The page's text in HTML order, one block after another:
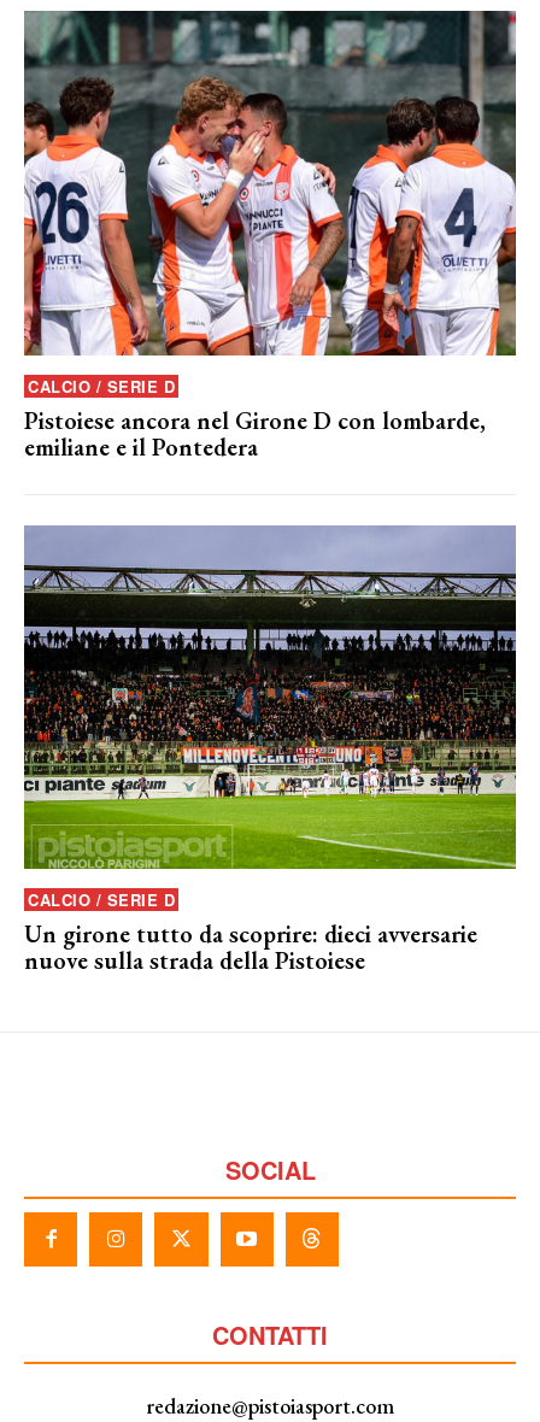
CALCIO / SERIE D
Pistoiese ancora nel Girone D con lombarde,
emiliane e il Pontedera
CALCIO / SERIE D
Un girone tutto da scoprire: dieci avversarie
nuove sulla strada della Pistoiese
SOCIAL
CONTATTI
redazione@pistoiasport.com